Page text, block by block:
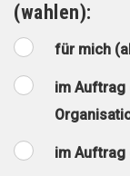
(wahlen):
für mich
im Auftrag
im Auftrag